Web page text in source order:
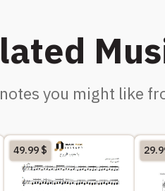
you might like
49.99$